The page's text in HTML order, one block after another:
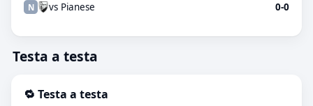
N vs Pianese 0-0
Testa a testa
🔁 Testa a testa